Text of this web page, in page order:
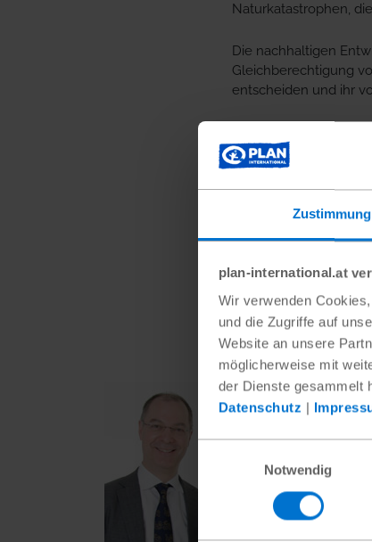
Zustimmung
plan-international.at
Wir verwenden
und die Zugriffe auf
Website an unsere
möglicherweise mit
der Dienste gesammelt
Datenschutz |
Notwendig
Naturkatastrophen,
Die nachhaltigen
Gleichberechtigung
entscheiden und ihr
PLAN
DAS